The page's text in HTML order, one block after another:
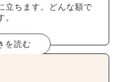
立ちます。どんな額で
。
を読む